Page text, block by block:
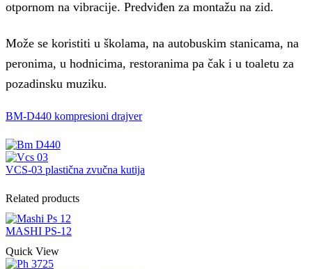
otpornom na vibracije. Predviđen za montažu na zid.
Može se koristiti u školama, na autobuskim stanicama, na
peronima, u hodnicima, restoranima pa čak i u toaletu za
pozadinsku muziku.
BM-D440 kompresioni drajver
VCS-03 plastična zvučna kutija
Related products
MASHI PS-12
Quick View